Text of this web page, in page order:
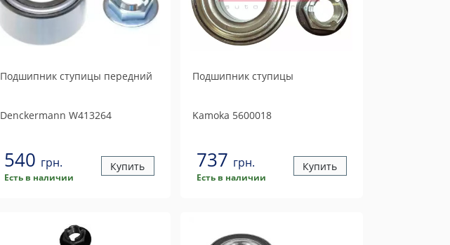
Подшипник ступицы передний
Denckermann W413264
540 грн.
Есть в наличии
Купить
Подшипник ступицы
Kamoka 5600018
737 грн.
Есть в наличии
Купить